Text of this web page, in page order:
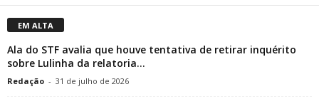
EM ALTA
Ala do STF avalia que houve tentativa de retirar inquérito
sobre Lulinha da relatoria...
Redação - 31 de julho de 2026